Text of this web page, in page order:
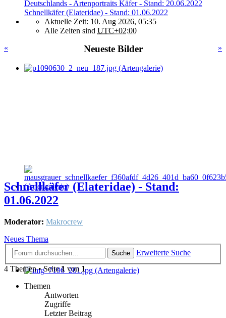
Deutschlands - Artenportraits Käfer - Stand: 20.06.2022
Schnellkäfer (Elateridae) - Stand: 01.06.2022
Aktuelle Zeit: 10. Aug 2026, 05:35
Alle Zeiten sind UTC+02:00
«
»
Neueste Bilder
Schnellkäfer (Elateridae) - Stand:
01.06.2022
Moderator: Makrocrew
Neues Thema
Suche
Erweiterte Suche
4 Themen • Seite1 von 1
Themen
Antworten
Zugriffe
Letzter Beitrag